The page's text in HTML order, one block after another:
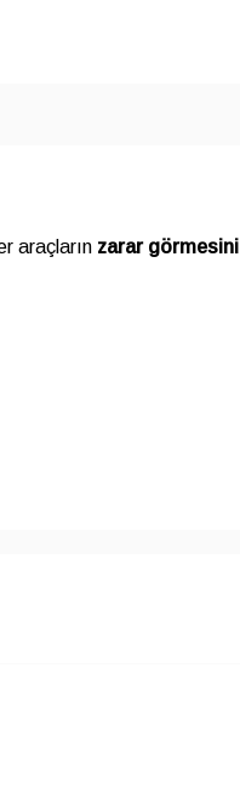
araçların zarar görmesini